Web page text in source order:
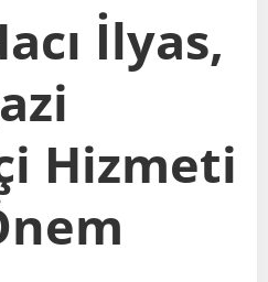
İlyas,
Hizmeti